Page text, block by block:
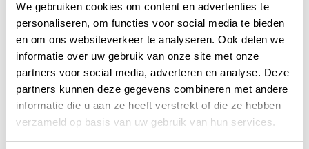
We gebruiken cookies om content en advertenties te
personaliseren, om functies voor social media te bieden
en om ons websiteverkeer te analyseren. Ook delen we
informatie over uw gebruik van onze site met onze
partners voor social media, adverteren en analyse. Deze
partners kunnen deze gegevens combineren met andere
informatie die u aan ze heeft verstrekt of die ze hebben
verzameld op basis van uw gebruik van hun services.
die dezelfde drang hadden om Joden voor Christus te
winnen. Het meeleven met de huidige staat Israël wordt
door het lezen van deze getuigenissen versterkt.
Specificaties